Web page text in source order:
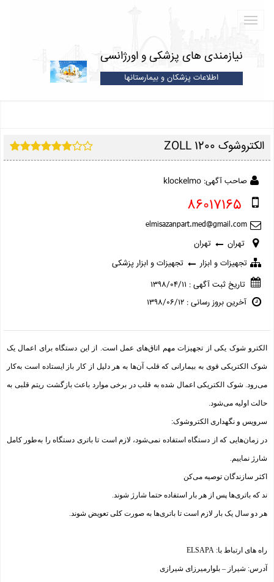
نیازمندی های پزشکی و اورژانسی
اطلاعات پزشکان و بیمارستانها
الکتروشوک ZOLL 1200
صاحب آگهی: klockelmo
تهران
تهران
تجهیزات و ابزار
تجهیزات و ابزار پزشکی
تاریخ ثبت آگهی : ۱۳۹۸/۰۴/۱۱
آخرین بروز رسانی : ۱۳۹۸/۰۶/۱۲
الکترو شوک یکی از تجهیزات مهم اتاق‌های عمل است. از این دستگاه برای اعمال یک
شوک الکتریکی قوی به بیمارانی که قلب آن‌ها به هر دلیل از کار باز ایستاده است به‌کار
می‌رود. شوک الکتریکی اعمال شده به قلب در برخی موارد باعث بازگشت ریتم قلبی به
حالت اولیه می‌شود.
سرویس و نگهداری الکتروشوک:
در زمان‌هایی که از دستگاه استفاده نمی‌شود، لازم است تا باتری دستگاه را به‌طور کامل
شارژ نماییم.
اکثر سازندگان توصیه می‌کن
ند که باتری‌ها پس از هر بار استفاده حتما شارژ شوند.
هر دو سال یک بار لازم است تا باتری‌ها به صورت کلی تعویض شوند.
راه های ارتباط با: ELSAPA
آدرس: شیراز – بلوارمیرزای شیرازی